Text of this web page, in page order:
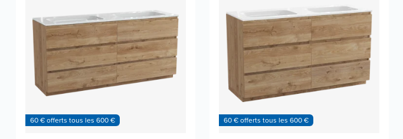
60 € offerts tous les 600 € 60 € offerts tous les 600 €